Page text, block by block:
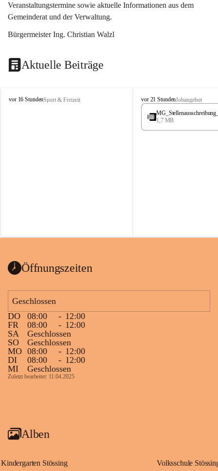
Veranstaltungstermine sowie aktuelle Informationen aus dem
Gemeinderat und der Verwaltung.
Bürgermeister Ing. Christian Walzl
Aktuelle Beiträge
S
vor 16 StundenSport & Freizeit
S
t
s
vor 21 StundenJobangebot
1,7 MB
Öffnungszeiten
Geschlossen
DO
08:00 - 12:00
FR
08:00 - 12:00
SA
Geschlossen
SO
Geschlossen
MO 08:00 - 12:00
DI
08:00 - 12:00
MI
Geschlossen
Zuletzt bearbeitet: 11.04.2025
Alben
Kindergarten Stössing Volksschule